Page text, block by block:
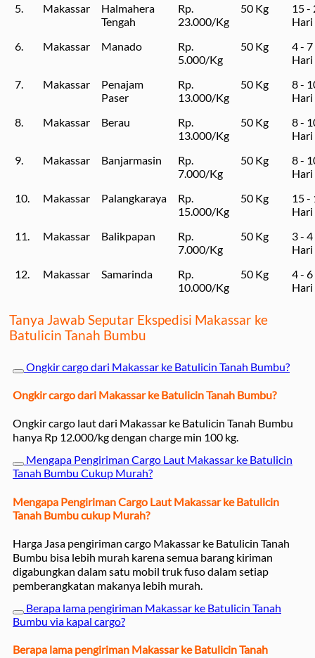
5.
Makassar
Halmahera
Tengah
Rp.
23.000/Kg
50 Kg
15 -
Hari
6.
Makassar Manado
Rp.
5.000/Kg
50 Kg
4 - 7
Hari
7.
Makassar
Penajam
Paser
Rp.
13.000/Kg
50 Kg
8 -
Hari
8.
Makassar Berau
Rp.
13.000/Kg
50 Kg
8 -
Hari
9.
Makassar Banjarmasin
Rp.
7.000/Kg
50 Kg
8 -
Hari
10.
Makassar Palangkaraya
Rp.
15.000/Kg
50 Kg
15 -
Hari
11.
Makassar Balikpapan
Rp.
7.000/Kg
50 Kg
3 - 4
Hari
12.
Makassar Samarinda
Rp.
10.000/Kg
50 Kg
4 - 6
Hari
Tanya Jawab Seputar Ekspedisi Makassar ke
Batulicin Tanah Bumbu
Ongkir cargo dari Makassar ke Batulicin Tanah Bumbu?
Ongkir cargo dari Makassar ke Batulicin Tanah Bumbu?
Ongkir cargo laut dari Makassar ke Batulicin Tanah Bumbu
hanya Rp 12.000/kg dengan charge min 100 kg.
Mengapa Pengiriman Cargo Laut Makassar ke Batulicin
Tanah Bumbu Cukup Murah?
Mengapa Pengiriman Cargo Laut Makassar ke Batulicin
Tanah Bumbu cukup Murah?
Harga Jasa pengiriman cargo Makassar ke Batulicin Tanah
Bumbu bisa lebih murah karena semua barang kiriman
digabungkan dalam satu mobil truk fuso dalam setiap
pemberangkatan makanya lebih murah.
Berapa lama pengiriman Makassar ke Batulicin Tanah
Bumbu via kapal cargo?
Berapa lama pengiriman Makassar ke Batulicin Tanah